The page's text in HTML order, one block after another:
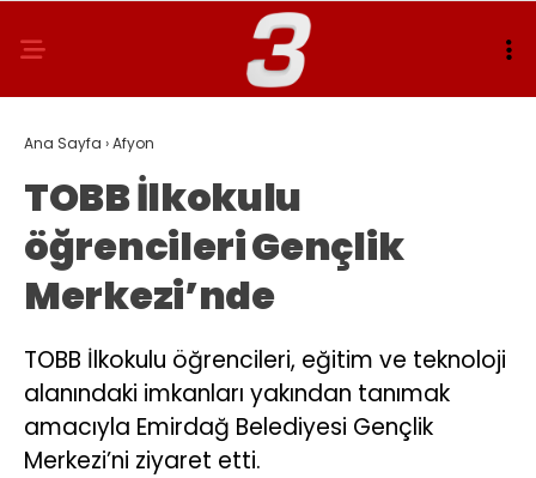
Ana Sayfa ›Afyon
TOBB İlkokulu
öğrencileri Gençlik
Merkezi’nde
TOBB İlkokulu öğrencileri, eğitim ve teknoloji
alanındaki imkanları yakından tanımak
amacıyla Emirdağ Belediyesi Gençlik
Merkezi’ni ziyaret etti.